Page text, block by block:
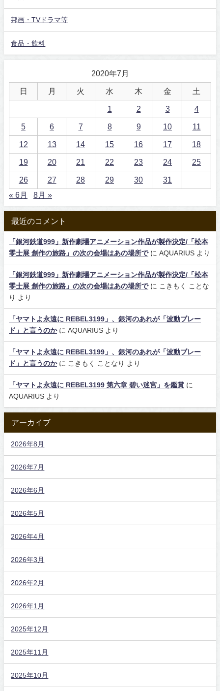
邦画・TVドラマ等
食品・飲料
2020年7月
日 月 火 水 木 金 土
1 2 3 4
5 6 7 8 9 10 11
12 13 14 15 16 17 18
19 20 21 22 23 24 25
26 27 28 29 30
31
« 6月
8月 »
最近のコメント
「銀河鉄道999」新作劇場アニメーション作品が製作決定/「松本
零士展 創作の旅路」の次の会場はあの場所でに AQUARIUS より
「銀河鉄道999」新作劇場アニメーション作品が製作決定/「松本
零士展 創作の旅路」の次の会場はあの場所でに こきもく ことな
り
より
「ヤマトよ永遠に REBEL3199」、銀河のあれが「波動ブレー
ド」と言うのかに AQUARIUS より
「ヤマトよ永遠に REBEL3199」、銀河のあれが「波動ブレー
ド」と言うのかに こきもく ことなり より
「ヤマトよ永遠に REBEL3199 第六章 碧い迷宮」を鑑賞 に
AQUARIUS より
アーカイブ
2026年8月
2026年7月
2026年6月
2026年5月
2026年4月
2026年3月
2026年2月
2026年1月
2025年12月
2025年11月
2025年10月